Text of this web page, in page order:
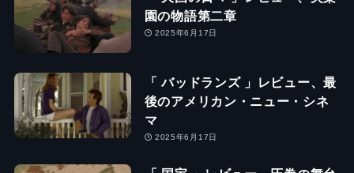
園の物語第二章
2025年6月17日
「 バッドランズ 」レビュー、最
後のアメリカン・ニュー・シネ
マ
2025年6月17日